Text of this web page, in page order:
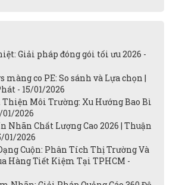
Giải pháp đóng gói tối ưu 2026 -
màng co PE: So sánh và Lựa chọn |
- 15/01/2026
Thiện Môi Trường: Xu Hướng Bao Bì
2026
Nhãn Chất Lượng Cao 2026 | Thuận
2026
Cuộn: Phân Tích Thị Trường Và
Hàng Tiết Kiệm Tại TPHCM -